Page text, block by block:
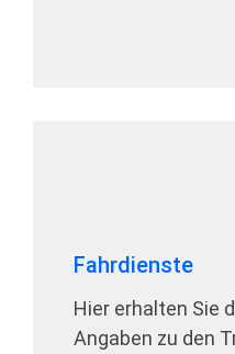
Fahrdienste
Hier erhalten Sie
Angaben zu den